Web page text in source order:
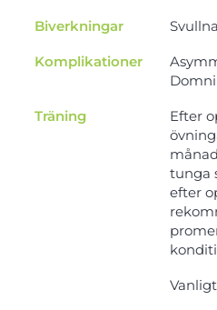
Biverkningar
Komplikationer
Träning
Efter
tunga
efter